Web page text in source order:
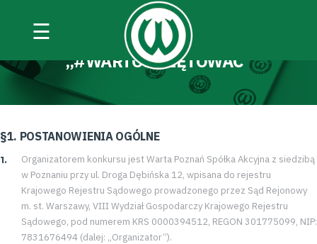
☰ REGULAMIN KONKURSU
„#WARTOŚWIĘTOWAĆ”
§1. POSTANOWIENIA OGÓLNE
Organizatorem konkursu jest Warta Poznań Spółka Akcyjna z siedzibą
w Poznaniu przy ul. Droga Dębińska 12, wpisana do rejestru
Krajowego Rejestru Sądowego prowadzonego przez Sąd Rejonowy
m. st. Warszawy, VIII Wydział Gospodarczy Krajowego Rejestru
Sądowego, pod numerem KRS 0000394512, REGON 301775099, NIP:
7831676494 (dalej: „Organizator”).